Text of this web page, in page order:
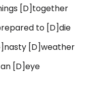
[D]together
to [D]die
[D]weather
[D]eye